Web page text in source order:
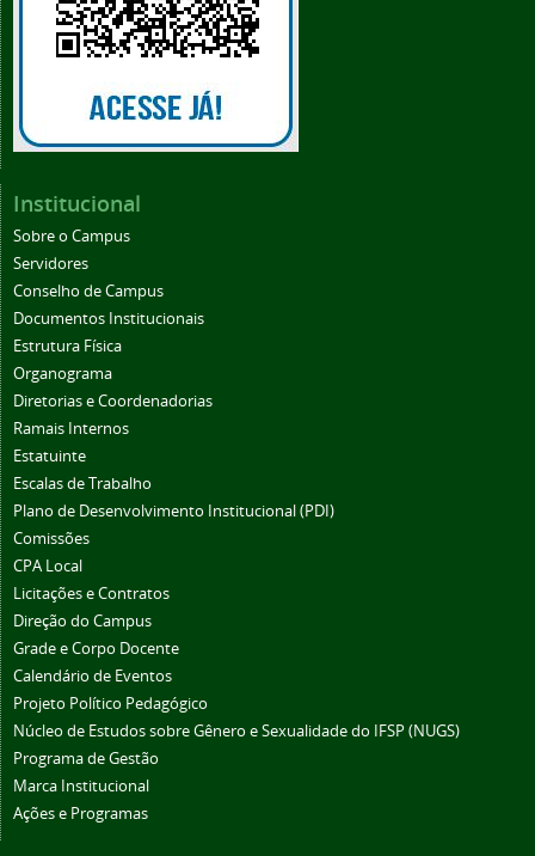
Institucional
Sobre o Campus
Servidores
Conselho de Campus
Documentos Institucionais
Estrutura Física
Organograma
Diretorias e Coordenadorias
Ramais Internos
Estatuinte
Escalas de Trabalho
Plano de Desenvolvimento Institucional (PDI)
Comissões
CPA Local
Licitações e Contratos
Direção do Campus
Grade e Corpo Docente
Calendário de Eventos
Projeto Político Pedagógico
Núcleo de Estudos sobre Gênero e Sexualidade do IFSP (NUGS)
Programa de Gestão
Marca Institucional
Ações e Programas